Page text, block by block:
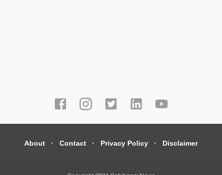
About Contact Privacy Policy Disclaimer